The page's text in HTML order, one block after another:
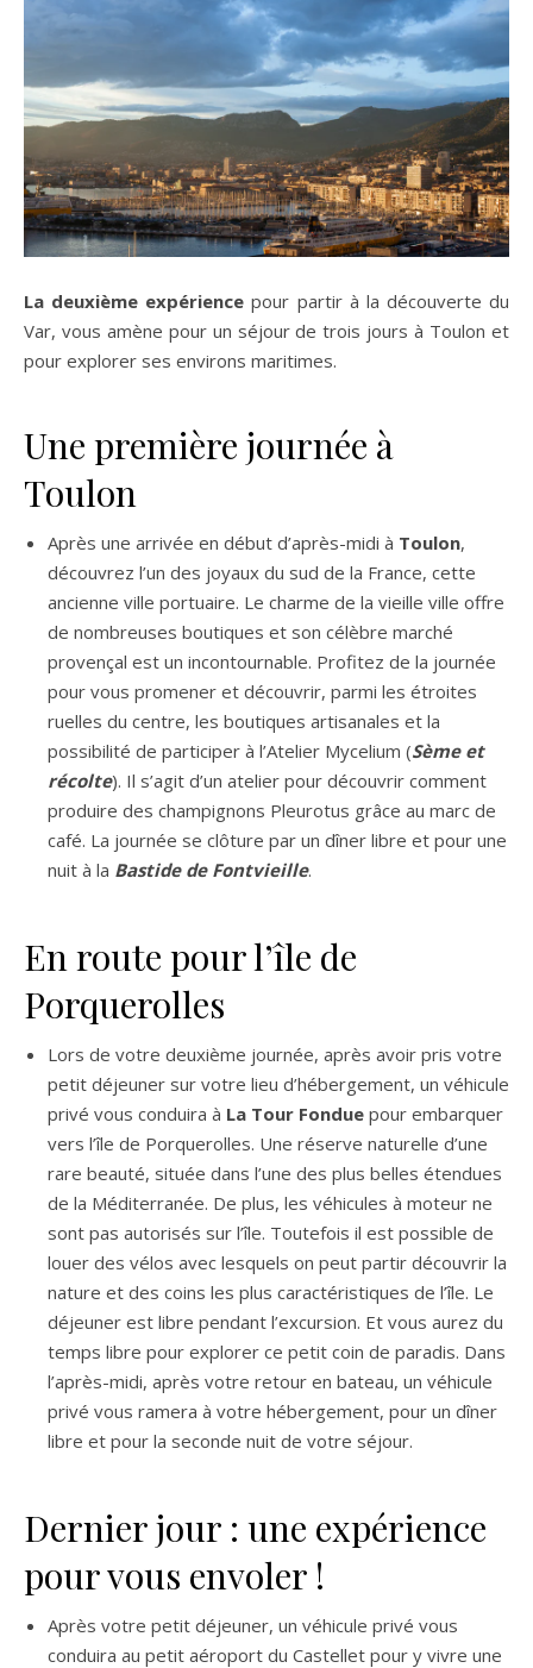
La deuxième expérience pour partir à la découverte du
Var, vous amène pour un séjour de trois jours à Toulon et
pour explorer ses environs maritimes.
Une première journée à
Toulon
Après une arrivée en début d’après-midi à Toulon,
découvrez l’un des joyaux du sud de la France, cette
ancienne ville portuaire. Le charme de la vieille ville offre
de nombreuses boutiques et son célèbre marché
provençal est un incontournable. Profitez de la journée
pour vous promener et découvrir, parmi les étroites
ruelles du centre, les boutiques artisanales et la
possibilité de participer à l’Atelier Mycelium (Sème et
récolte). Il s’agit d’un atelier pour découvrir comment
produire des champignons Pleurotus grâce au marc de
café. La journée se clôture par un dîner libre et pour une
nuit à la Bastide de Fontvieille.
En route pour l’île de
Porquerolles
Lors de votre deuxième journée, après avoir pris votre
petit déjeuner sur votre lieu d’hébergement, un véhicule
privé vous conduira à La Tour Fondue pour embarquer
vers l’île de Porquerolles. Une réserve naturelle d’une
rare beauté, située dans l’une des plus belles étendues
de la Méditerranée. De plus, les véhicules à moteur ne
sont pas autorisés sur l’île. Toutefois il est possible de
louer des vélos avec lesquels on peut partir découvrir la
nature et des coins les plus caractéristiques de l’île. Le
déjeuner est libre pendant l’excursion. Et vous aurez du
temps libre pour explorer ce petit coin de paradis. Dans
l’après-midi, après votre retour en bateau, un véhicule
privé vous ramera à votre hébergement, pour un dîner
libre et pour la seconde nuit de votre séjour.
Dernier jour : une expérience
pour vous envoler !
Après votre petit déjeuner, un véhicule privé vous
conduira au petit aéroport du Castellet pour y vivre une